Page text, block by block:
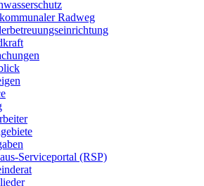
Radweg
Serviceportal (RSP)